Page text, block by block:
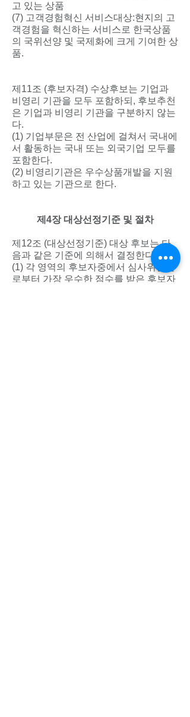
고 있는 상품
(7) 고객경험혁신 서비스대상:현지의 고
객경험을 혁신하는 서비스로 한국상품
의 국위선양 및 국제화에 크게 기여한 상
품.
제11조 (후보자격) 수상후보는 기업과
비영리 기관을 모두 포함하되, 후보추천
은 기업과 비영리 기관을 구분하지 않는
다.
(1) 기업부문은 전 산업에 걸쳐서 국내에
서 활동하는 국내 또는 외국기업 모두를
포함한다.
(2) 비영리기관은 우수상품개발을 지원
하고 있는 기관으로 한다.
제4장 대상선정기준 및 절차
제12조 (대상선정기준) 대상 후보는 다
음과 같은 기준에 의해서 결정한다.
(1) 각 영역의 후보자중에서 심사위원들
로부터 가장 우수한 점수를 받은 후보자